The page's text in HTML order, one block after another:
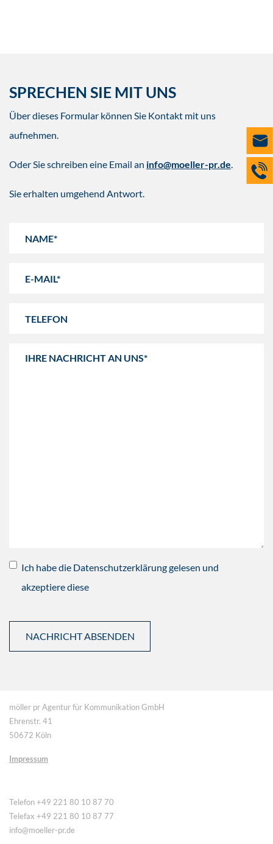
SPRECHEN SIE MIT UNS
Über dieses Formular können Sie Kontakt mit uns
aufnehmen.
Oder Sie schreiben eine Email an info@moeller-pr.de.
Sie erhalten umgehend Antwort.
Ich habe die Datenschutzerklärung gelesen und
akzeptiere diese
möller pr Agentur für Kommunikation GmbH
Ehrenstr. 41
50672 Köln
Impressum
Telefon +49 221 80 10 87 70
Telefax +49 221 80 10 87 77
info@moeller-pr.de